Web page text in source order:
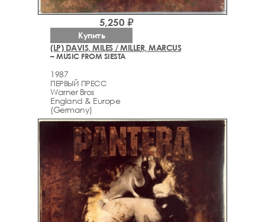
(LP) DAVIS, MILES / MILLER, MARCUS
– MUSIC FROM SIESTA
1987
ПЕРВЫЙ ПРЕСС
Warner Bros
England & Europe
(Germany)
5,250 ₽
Купить